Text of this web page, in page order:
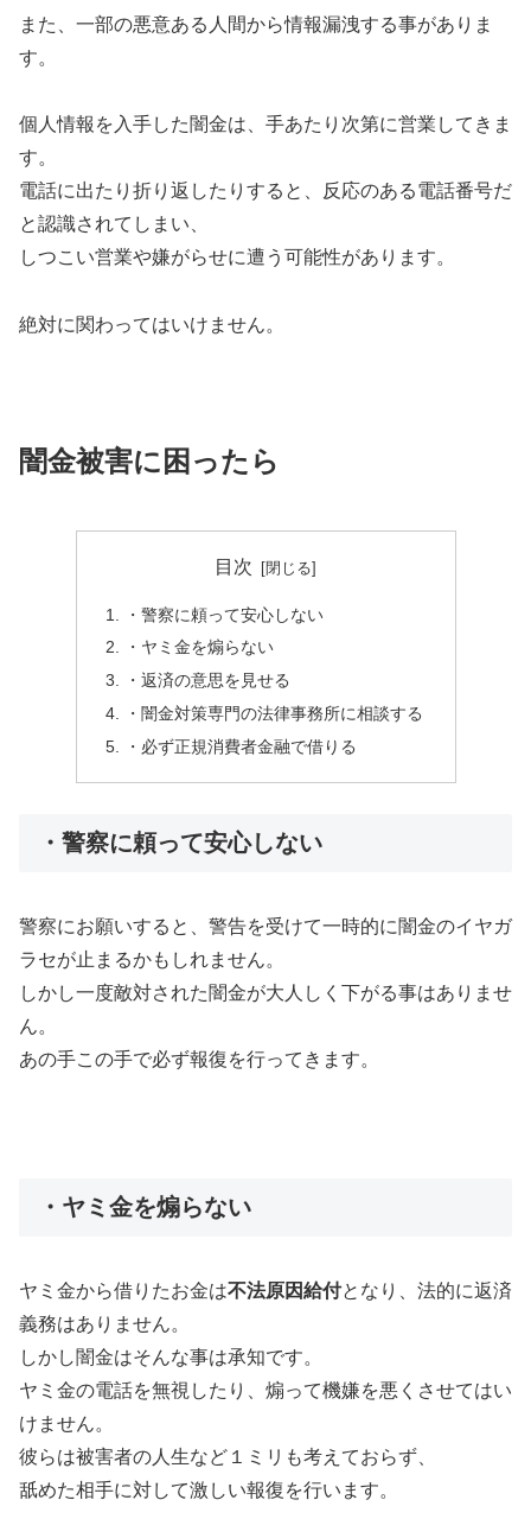
また、一部の悪意ある人間から情報漏洩する事がありま
す。
個人情報を入手した闇金は、手あたり次第に営業してきま
す。
電話に出たり折り返したりすると、反応のある電話番号だ
と認識されてしまい、
しつこい営業や嫌がらせに遭う可能性があります。
絶対に関わってはいけません。
闇金被害に困ったら
目次
・警察に頼って安心しない
・ヤミ金を煽らない
・返済の意思を見せる
・闇金対策専門の法律事務所に相談する
・必ず正規消費者金融で借りる
・警察に頼って安心しない
警察にお願いすると、警告を受けて一時的に闇金のイヤガ
ラセが止まるかもしれません。
しかし一度敵対された闇金が大人しく下がる事はありませ
ん。
あの手この手で必ず報復を行ってきます。
・ヤミ金を煽らない
ヤミ金から借りたお金は不法原因給付となり、法的に返済
義務はありません。
しかし闇金はそんな事は承知です。
ヤミ金の電話を無視したり、煽って機嫌を悪くさせてはい
けません。
彼らは被害者の人生など１ミリも考えておらず、
舐めた相手に対して激しい報復を行います。